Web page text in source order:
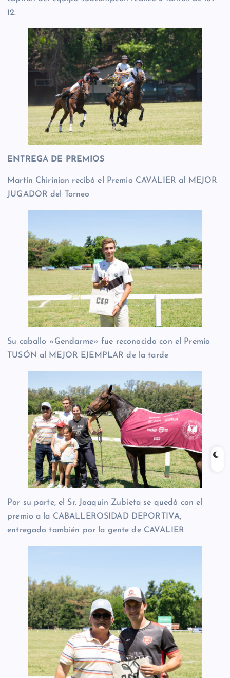
12.
ENTREGA DE PREMIOS
Martín Chirinian recibó el Premio CAVALIER al MEJOR
JUGADOR del Torneo
Su caballo «Gendarme» fue reconocido con el Premio
TUSÓN al MEJOR EJEMPLAR de la tarde
Por su parte, el Sr. Joaquin Zubieta se quedó con el
premio a la CABALLEROSIDAD DEPORTIVA,
entregado también por la gente de CAVALIER